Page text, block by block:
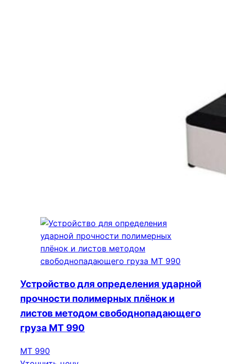
Устройство для определения ударной
прочности полимерных плёнок и
листов методом свободнопадающего
груза МТ 990
МТ 990